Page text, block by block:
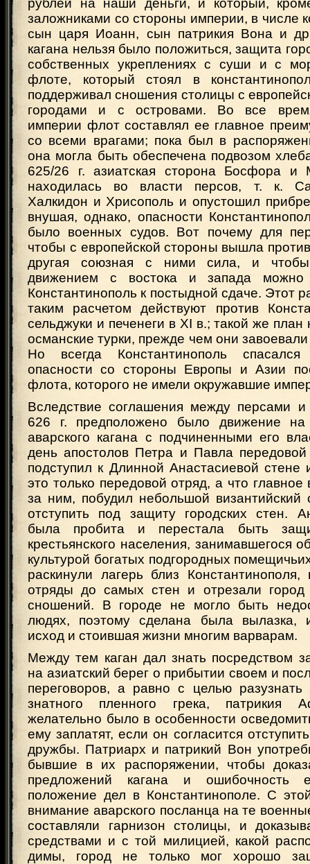
рублей на наши деньги, и который,
заложниками со стороны империи, в числе
сын царя Иоанн, сын патрикия Вона и
кагана нельзя было положиться, защита
собственных укреплениях с суши и с
флоте, который стоял в
поддерживал сношения столицы с
городами и с островами. Во все
империи флот составлял ее главное
со всеми врагами; пока был в
она могла быть обеспечена подвозом
625/26 г. азиатская сторона Босфора и
находилась во власти персов, т. к.
Халкидон и Хрисополь и опустошил
внушая, однако, опасности
было военных судов. Вот почему для
чтобы с европейской стороны вышла
другая союзная с ними сила, и
движением с востока и запада можно
Константинополь к постыдной сдаче. Этот
таким расчетом действуют против
сельджуки и печенеги в XI в.; такой же план
османские турки, прежде чем они
Но всегда Константинополь
опасности со стороны Европы и Азии
флота, которого не имели окружавшие
Вследствие соглашения между персами
626 г. предположено было движение на
аварского кагана с подчиненными его
день апостолов Петра и Павла
подступил к Длинной Анастасиевой стене
это только передовой отряд, а что главное
за ним, побудил небольшой византийский
отступить под защиту городских стен.
была пробита и перестала быть
крестьянского населения, занимавшегося
культурой богатых подгородных
раскинули лагерь близ
отряды до самых стен и отрезали
сношений. В городе не могло быть
людях, поэтому сделана была вылазка,
исход и стоившая жизни многим варварам.
Между тем каган дал знать посредством
на азиатский берег о прибытии своем и
переговоров, а равно с целью
знатного пленного грека, патрикия
желательно было в особенности
ему заплатят, если он согласится
дружбы. Патриарх и патрикий Вон
бывшие в их распоряжении, чтобы
предложений кагана и ошибочность
положение дел в Константинополе. С
внимание аварского посланца на те
составляли гарнизон столицы, и
средствами и с той милицией, какой
димы, город не только мог хорошо